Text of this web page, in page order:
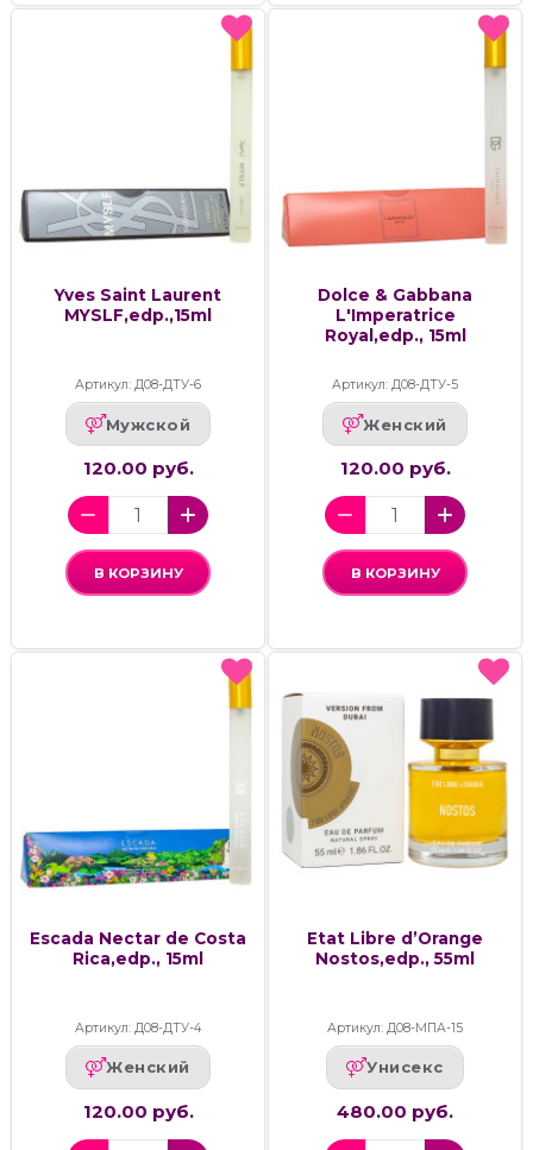
Yves Saint Laurent
MYSLF,edp.,15ml
Артикул: Д08-ДТУ-6
Мужской
120.00 руб.
В КОРЗИНУ
Dolce & Gabbana
L'Imperatrice
Royal,edp., 15ml
Артикул: Д08-ДТУ-5
Женский
120.00 руб.
В КОРЗИНУ
Escada Nectar de Costa
Rica,edp., 15ml
Артикул: Д08-ДТУ-4
Женский
120.00 руб.
Etat Libre d’Orange
Nostos,edp., 55ml
Артикул: Д08-МПА-15
Унисекс
480.00 руб.